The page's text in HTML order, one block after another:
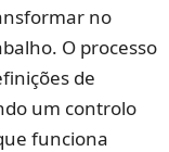
no
O processo
de
um controlo
funciona